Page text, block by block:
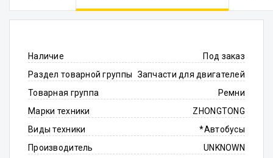
Наличие
Под заказ
Раздел товарной группы
Запчасти для двигателей
Товарная группа
Ремни
Марки техники
ZHONGTONG
Виды техники
*Автобусы
Производитель
UNKNOWN